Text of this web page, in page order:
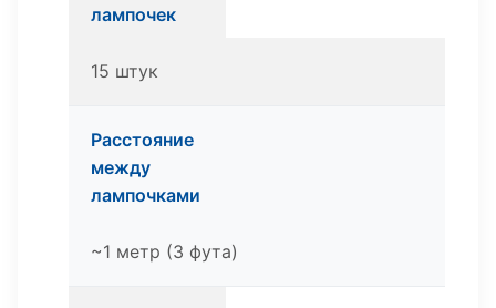
лампочек
15 штук
Расстояние
между
лампочками
~1 метр (3 фута)